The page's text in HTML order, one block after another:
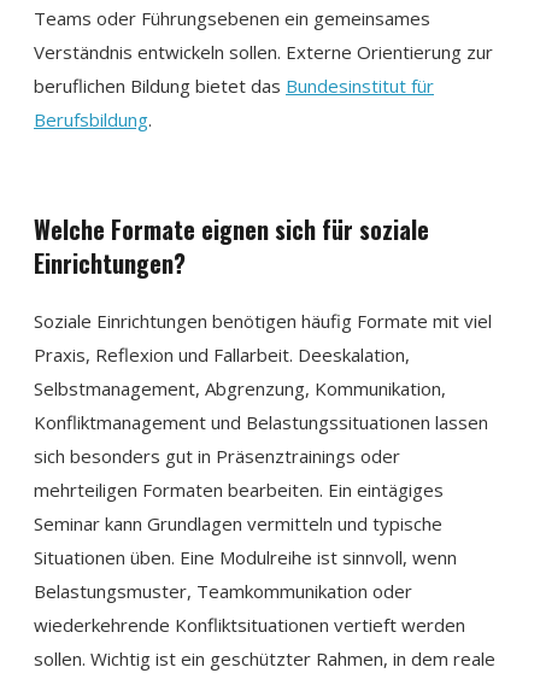
Teams oder Führungsebenen ein gemeinsames
Verständnis entwickeln sollen. Externe Orientierung zur
beruflichen Bildung bietet das Bundesinstitut für
Berufsbildung.
Welche Formate eignen sich für soziale
Einrichtungen?
Soziale Einrichtungen benötigen häufig Formate mit viel
Praxis, Reflexion und Fallarbeit. Deeskalation,
Selbstmanagement, Abgrenzung, Kommunikation,
Konfliktmanagement und Belastungssituationen lassen
sich besonders gut in Präsenztrainings oder
mehrteiligen Formaten bearbeiten. Ein eintägiges
Seminar kann Grundlagen vermitteln und typische
Situationen üben. Eine Modulreihe ist sinnvoll, wenn
Belastungsmuster, Teamkommunikation oder
wiederkehrende Konfliktsituationen vertieft werden
sollen. Wichtig ist ein geschützter Rahmen, in dem reale